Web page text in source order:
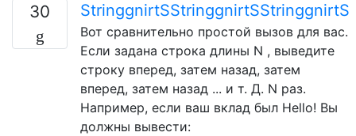
30 StringgnirtSStringgnirtSStringgnirtS
Вот сравнительно простой вызов для вас.
Если задана строка длины N , выведите
строку вперед, затем назад, затем
вперед, затем назад ... и т. Д. N раз.
Например, если ваш вклад был Hello! Вы
должны вывести: